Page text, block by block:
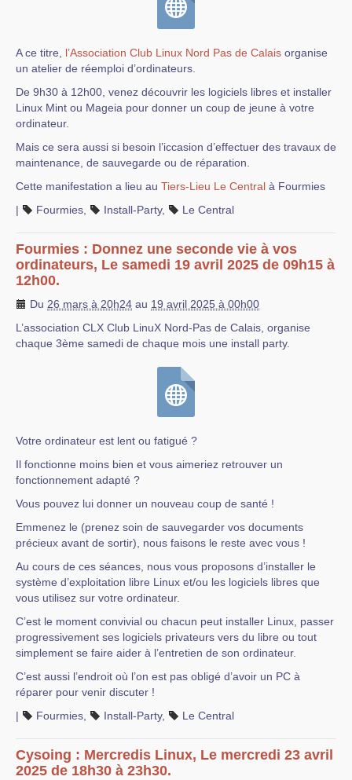
A ce titre, l’Association Club Linux Nord Pas de Calais organise
un atelier de réemploi d’ordinateurs.
De 9h30 à 12h00, venez découvrir les logiciels libres et installer
Linux Mint ou Mageia pour donner un coup de jeune à votre
ordinateur.
Mais ce sera aussi si besoin l’iccasion d’effectuer des travaux de
maintenance, de sauvegarde ou de réparation.
Cette manifestation a lieu au Tiers-Lieu Le Central à Fourmies
|
Fourmies Install-Party, Le Central
Fourmies : Donnez une seconde vie à vos
ordinateurs, Le samedi 19 avril 2025 de 09h15 à
12h00.
Du 26 mars à 20h24 au 19 avril 2025 à 00h00
L’association CLX Club LinuX Nord-Pas de Calais, organise
chaque 3ème samedi de chaque mois une install party.
Votre ordinateur est lent ou fatigué ?
Il fonctionne moins bien et vous aimeriez retrouver un
fonctionnement adapté ?
Vous pouvez lui donner un nouveau coup de santé !
Emmenez le (prenez soin de sauvegarder vos documents
précieux avant de sortir), nous faisons le reste avec vous !
Au cours de ces séances, nous vous proposons d’installer le
système d’exploitation libre Linux et/ou les logiciels libres que
vous utilisez sur votre ordinateur.
C’est le moment convivial ou chacun peut installer Linux, passer
progressivement ses logiciels privateurs vers du libre ou tout
simplement se faire aider à l’entretien de son ordinateur.
C’est aussi l’endroit où l’on est pas obligé d’avoir un PC à
réparer pour venir discuter !
|
Fourmies Install-Party, Le Central
Cysoing : Mercredis Linux, Le mercredi 23 avril
2025 de 18h30 à 23h30.